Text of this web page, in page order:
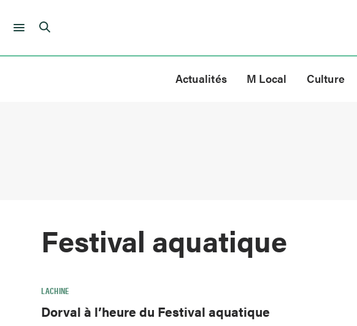
Skip
Actualités M Local Culture
Festival aquatique
LACHINE
Dorval à l’heure du Festival aquatique